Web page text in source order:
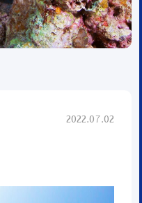
2022.07.02